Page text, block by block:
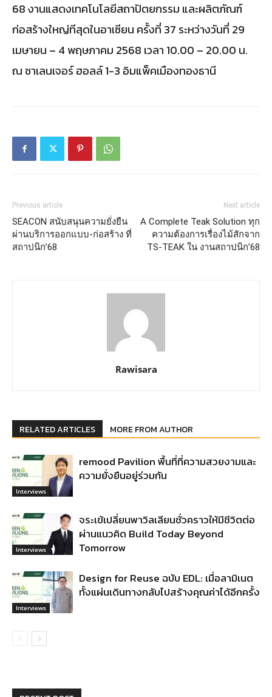
68 งานแสดงเทคโนโลยีสถาปัตยกรรม และผลิตภัณฑ์
ก่อสร้างใหญ่ทีสุดในอาเซียน ครั้งที่ 37 ระหว่างวันที่ 29
เมษายน – 4 พฤษภาคม 2568 เวลา 10.00 – 20.00 น.
ณ ชาเลนเจอร์ ฮอลล์ 1-3 อิมแพ็คเมืองทองธานี
Previous article
SEACON สนับสนุนความยั่งยืน
ผ่านบริการออกแบบ-ก่อสร้าง ที่
สถาปนิก’68
Next article
A Complete Teak Solution ทุก
ความต้องการเรื่องไม้สักจาก
TS-TEAK ใน งานสถาปนิก’68
Rawisara
RELATED ARTICLES MORE FROM AUTHOR
Interviews
remood Pavilion พื้นที่ที่ความสวยงามและ
ความยั่งยืนอยู่ร่วมกัน
Interviews
จระเข้เปลี่ยนพาวิลเลียนชั่วคราวให้มีชีวิตต่อ
ผ่านแนวคิด Build Today Beyond
Tomorrow
Interviews
Design for Reuse ฉบับ EDL: เมื่อลามิเนต
ทั้งแผ่นเดินทางกลับไปสร้างคุณค่าได้อีกครั้ง